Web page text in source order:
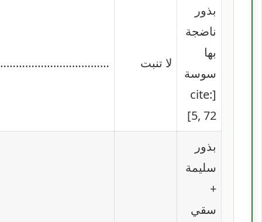
بذور
ناضجة
بها
سوسة
[cite:
5, 72]
لا تنبت
بذور
سليمة
+
سقي